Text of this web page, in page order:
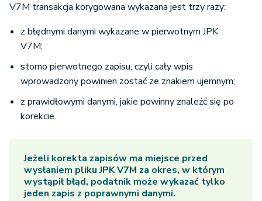
V7M transakcja korygowana wykazana jest trzy razy:
z błędnymi danymi wykazane w pierwotnym JPK
V7M;
storno pierwotnego zapisu, czyli cały wpis
wprowadzony powinien zostać ze znakiem ujemnym;
z prawidłowymi danymi, jakie powinny znaleźć się po
korekcie.
Jeżeli korekta zapisów ma miejsce przed
wysłaniem pliku JPK V7M za okres, w którym
wystąpił błąd, podatnik może wykazać tylko
jeden zapis z poprawnymi danymi.